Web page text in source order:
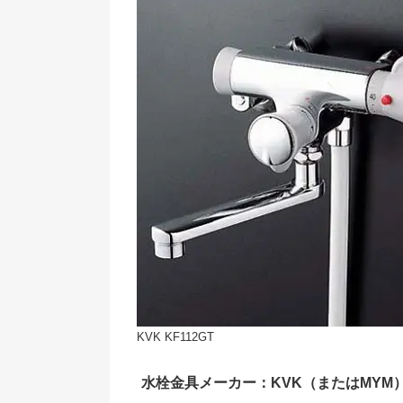
KVK KF112GT
水栓金具メーカー：KVK（またはMYM